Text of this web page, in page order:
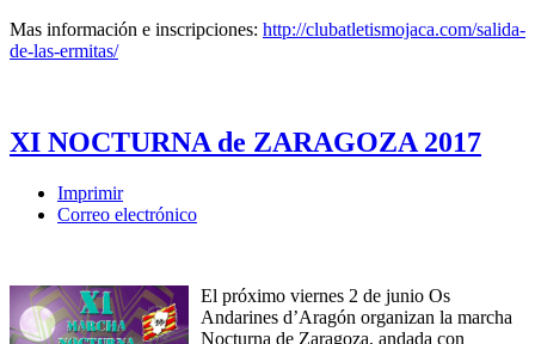
Mas información e inscripciones: http://clubatletismojaca.com/salida-
de-las-ermitas/
XI NOCTURNA de ZARAGOZA 2017
Imprimir
Correo electrónico
El próximo viernes 2 de junio Os
Andarines d’Aragón organizan la marcha
Nocturna de Zaragoza, andada con